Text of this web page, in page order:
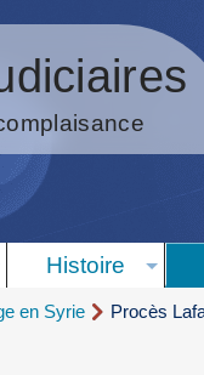
Histoire
en Syrie Procès